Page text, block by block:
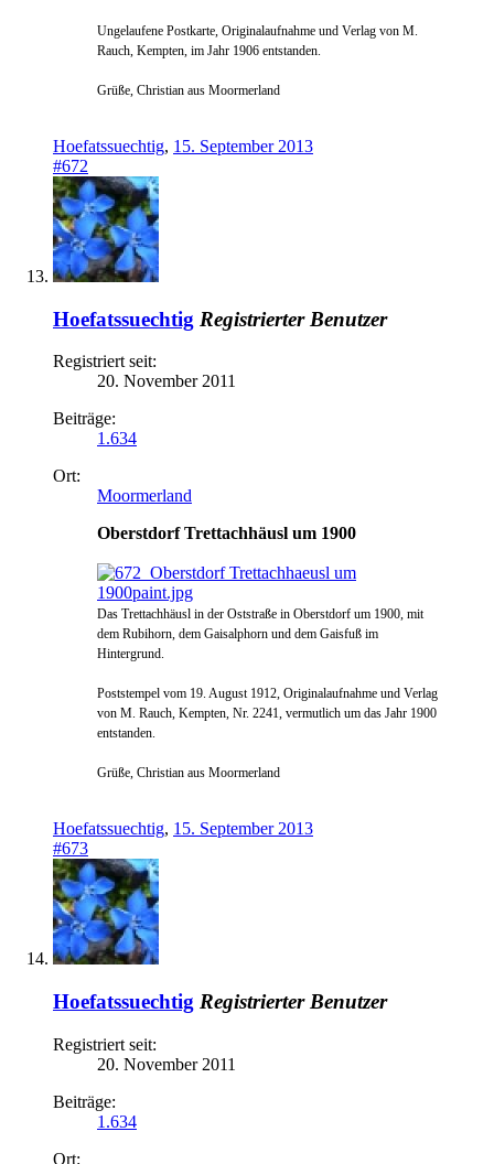
Ungelaufene Postkarte, Originalaufnahme und Verlag von M.
Rauch, Kempten, im Jahr 1906 entstanden.
Grüße, Christian aus Moormerland
Hoefatssuechtig, 15. September 2013
#672
Hoefatssuechtig Registrierter Benutzer
Registriert seit:
20. November 2011
Beiträge:
1.634
Ort:
Moormerland
Oberstdorf Trettachhäusl um 1900
Das Trettachhäusl in der Oststraße in Oberstdorf um 1900, mit
dem Rubihorn, dem Gaisalphorn und dem Gaisfuß im
Hintergrund.
Poststempel vom 19. August 1912, Originalaufnahme und Verlag
von M. Rauch, Kempten, Nr. 2241, vermutlich um das Jahr 1900
entstanden.
Grüße, Christian aus Moormerland
Hoefatssuechtig, 15. September 2013
#673
Hoefatssuechtig Registrierter Benutzer
Registriert seit:
20. November 2011
Beiträge:
1.634
Ort: